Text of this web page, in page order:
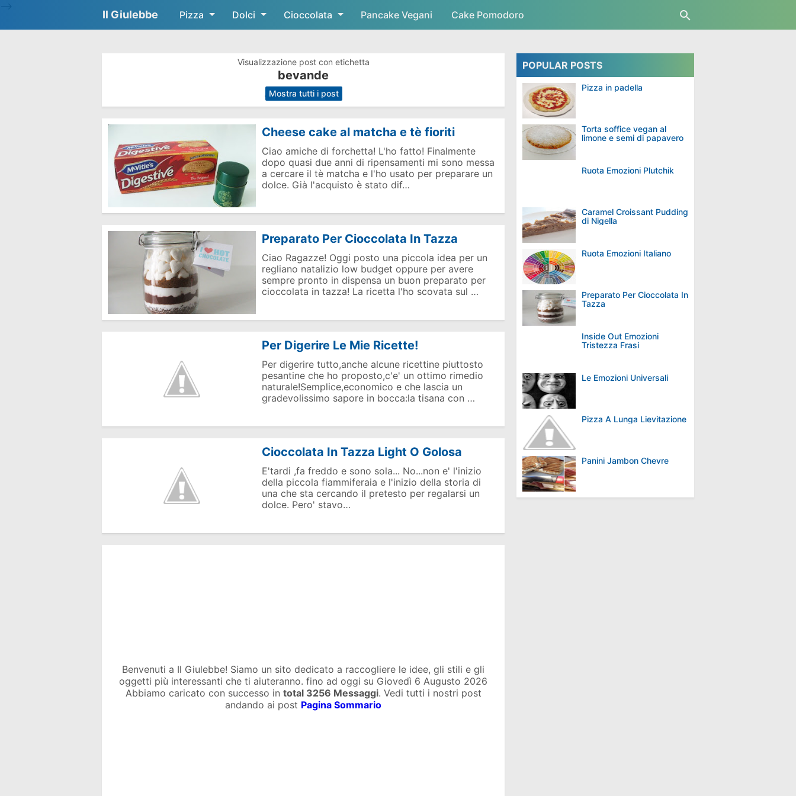
Skip to main content
Il Giulebbe Pizza Dolci Cioccolata Pancake Vegani Cake Pomodoro
Visualizzazione post con etichetta
bevande
. Mostra tutti i post
Cheese cake al matcha e tè fioriti
Ciao amiche di forchetta! L'ho fatto! Finalmente
dopo quasi due anni di ripensamenti mi sono messa
a cercare il tè matcha e l'ho usato per preparare un
dolce. Già l'acquisto è stato dif…
Preparato Per Cioccolata In Tazza
Ciao Ragazze! Oggi posto una piccola idea per un
regliano natalizio low budget oppure per avere
sempre pronto in dispensa un buon preparato per
cioccolata in tazza! La ricetta l'ho scovata sul …
Per Digerire Le Mie Ricette!
Per digerire tutto,anche alcune ricettine piuttosto
pesantine che ho proposto,c'e' un ottimo rimedio
naturale!Semplice,economico e che lascia un
gradevolissimo sapore in bocca:la tisana con …
Cioccolata In Tazza Light O Golosa
E'tardi ,fa freddo e sono sola... No...non e' l'inizio
della piccola fiammiferaia e l'inizio della storia di
una che sta cercando il pretesto per regalarsi un
dolce. Pero' stavo…
Benvenuti a Il Giulebbe! Siamo un sito dedicato a raccogliere le idee, gli stili e gli
oggetti più interessanti che ti aiuteranno. fino ad oggi su Giovedì 6 Augusto 2026
Abbiamo caricato con successo in total 3256 Messaggi. Vedi tutti i nostri post
andando ai post Pagina Sommario
POPULAR POSTS
Pizza in padella
Torta soffice vegan al
limone e semi di papavero
Ruota Emozioni Plutchik
Caramel Croissant Pudding
di Nigella
Ruota Emozioni Italiano
Preparato Per Cioccolata In
Tazza
Inside Out Emozioni
Tristezza Frasi
Le Emozioni Universali
Pizza A Lunga Lievitazione
Panini Jambon Chevre